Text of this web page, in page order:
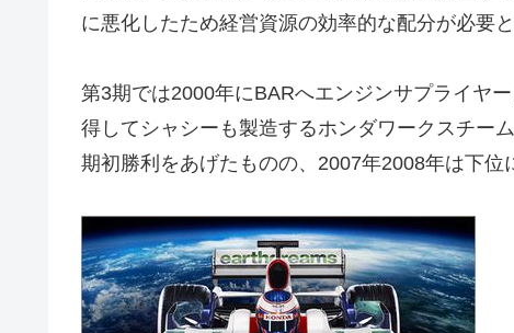
に悪化したため経営資源の効率的な配分が必要
第3期では2000年にBARへエンジンサプライヤ
得してシャシーも製造するホンダワークスチー
期初勝利をあげたものの、2007年2008年は下位